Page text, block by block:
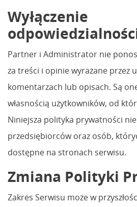
Wyłączenie
Partner i Administrator nie
za treści i opinie wyrażane przez
komentarzach lub opisach. Są
własnością użytkowników, od
Niniejsza polityka prywatności
przedsiębiorców oraz osób,
dostępne na stronach serwisu.
Zmiana Polityki
Zakres Serwisu może w